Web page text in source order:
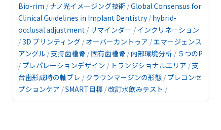
Bio-rim ナノ光イメージング技術 Global Consensus for
Clinical Guidelines in Implant Dentistry hybrid-
occlusal adjustment
リマインダー
インクリネーション
3D プリンティング オーバーカントゥア エマージェンス
アングル 支持歯槽骨 固有歯槽骨 内部環境分析
５つのP
プレパレーションデザイン
トランジショナルエリア 支
台歯形成時の軸ブレ
クラウンマージンの形態 プレコンセ
プションケア SMART目標 改訂水飲みテスト